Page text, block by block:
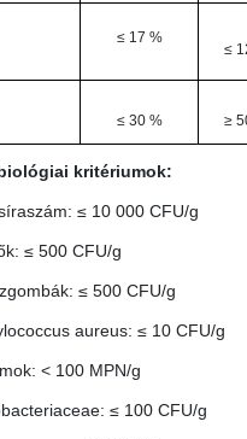
≤ 17 %
≤
≤ 30 %
≥
kritériumok:
≤ 10 000 CFU/g
≤ 500 CFU/g
≤ 500 CFU/g
aureus: ≤ 10 CFU/g
< 100 MPN/g
≤ 100 CFU/g